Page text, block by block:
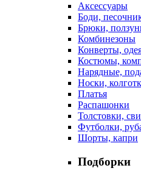
Аксессуары
Боди,
Брюки,
Комбинезоны
Конверты,
Костюмы,
Нарядные,
Носки,
Платья
Распашонки
Толстовки,
Футболки,
Шорты, капри
Подборки